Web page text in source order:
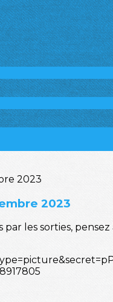
2023
par les sorties,